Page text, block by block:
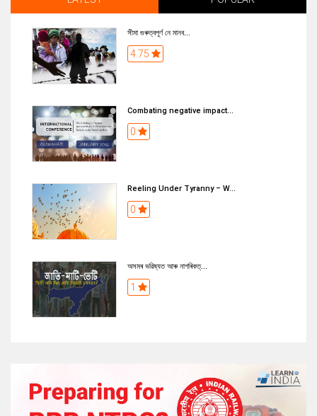
সীমা গুৰুত্বপূৰ্ণ নে মানব...
4.75
Combating negative impact...
0
Reeling Under Tyranny – W...
0
অসমৰ ভৱিষ্যত আৰু নাগৰিকত্...
1